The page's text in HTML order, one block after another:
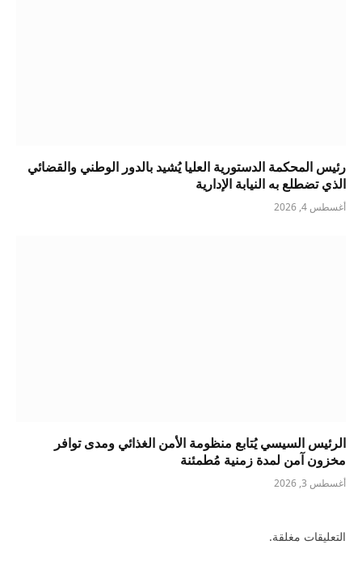
رئيس المحكمة الدستورية العليا يُشيد بالدور الوطني والقضائي
الذي تضطلع به النيابة الإدارية
أغسطس 4, 2026
الرئيس السيسي يُتابع منظومة الأمن الغذائي ومدى توافر
مخزون آمن لمدة زمنية مُطمئنة
أغسطس 3, 2026
التعليقات مغلقة.